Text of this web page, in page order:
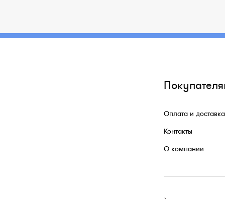
Оплата и доставка
Контакты
О компании